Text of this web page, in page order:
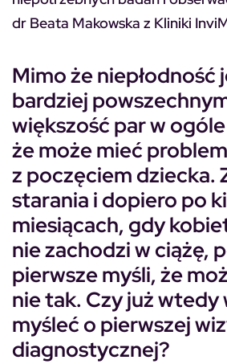
dr Beata Makowska z Kliniki
Mimo że niepłodność
bardziej
większość par w ogóle
że może mieć
z poczęciem dziecka.
starania i dopiero po
miesiącach, gdy
nie zachodzi w ciążę,
pierwsze myśli, że
nie tak. Czy już wtedy
myśleć o pierwszej
diagnostycznej?